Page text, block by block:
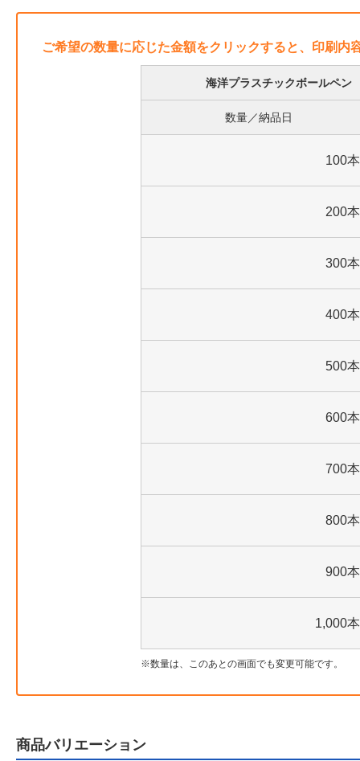
ご希望の数量に応じた金額をクリックすると、印刷内
海洋プラスチックボールペ
数量／納品日
100本
200本
300本
400本
500本
600本
700本
800本
900本
1,000本
数量は、このあとの画面でも変更可能です。
商品バリエーション